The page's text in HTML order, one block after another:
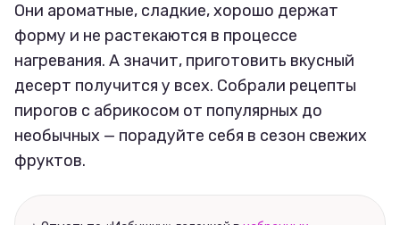
Они ароматные, сладкие, хорошо держат
форму и не растекаются в процессе
нагревания. А значит, приготовить вкусный
десерт получится у всех. Собрали рецепты
пирогов с абрикосом от популярных до
необычных — порадуйте себя в сезон свежих
фруктов.